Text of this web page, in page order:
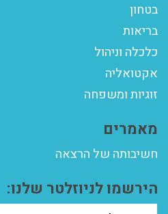
בטחון
בריאות
כלכלה וניהול
אקטואליה
זוגיות ומשפחה
מאמרים
חשיבותה של הרצאה
הירשמו לניוזלטר שלנו: